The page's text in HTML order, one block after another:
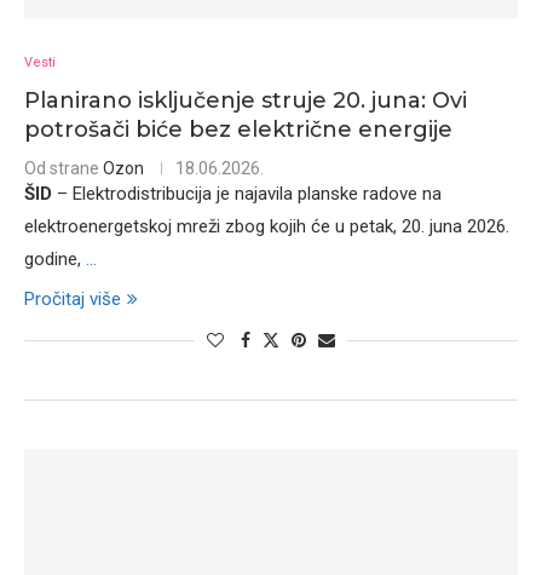
Vesti
Planirano isključenje struje 20. juna: Ovi
potrošači biće bez električne energije
Od strane Ozon 18.06.2026.
ŠID – Elektrodistribucija je najavila planske radove na
elektroenergetskoj mreži zbog kojih će u petak, 20. juna 2026.
godine, ...
Pročitaj više